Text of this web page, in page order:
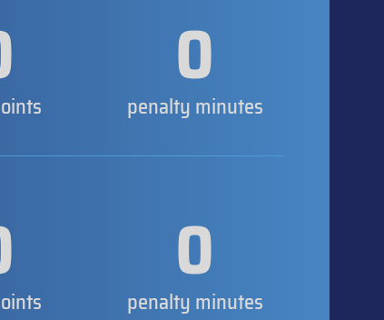
0
penalty minutes
0
penalty minutes